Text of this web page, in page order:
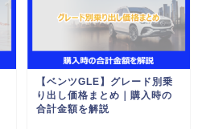
【ベンツGLE】グレード別乗
り出し価格まとめ｜購入時の
合計金額を解説